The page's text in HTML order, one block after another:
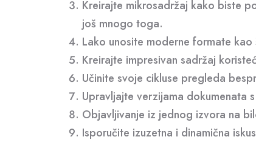
Kreirajte mikrosadržaj kako biste
još mnogo toga.
Lako unosite moderne formate
Kreirajte impresivan sadržaj
Učinite svoje cikluse pregleda
Upravljajte verzijama dokumenata
Objavljivanje iz jednog izvora na
Isporučite izuzetna i dinamična